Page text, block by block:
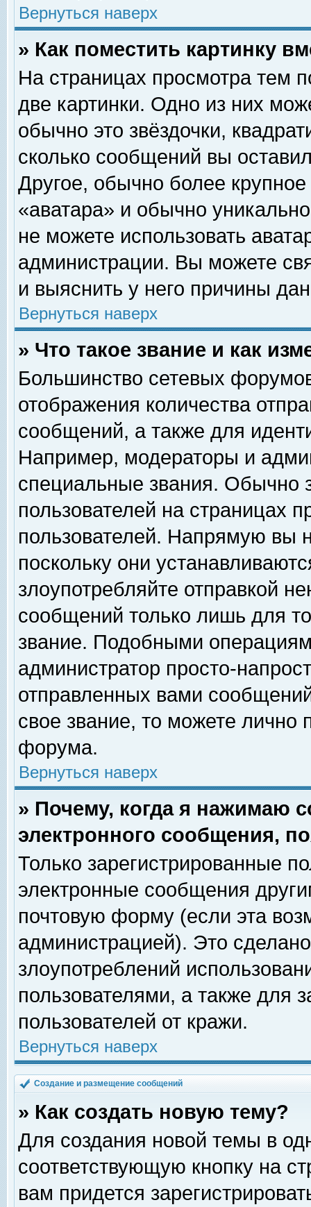
Вернуться наверх
» Как поместить картинку
На страницах просмотра тем
две картинки. Одно из них
обычно это звёздочки,
сколько сообщений вы
Другое, обычно более
«аватара» и обычно
не можете использовать
администрации. Вы можете
и выяснить у него причины
Вернуться наверх
» Что такое звание и как
Большинство сетевых
отображения количества
сообщений, а также для
Например, модераторы и
специальные звания. Обычно
пользователей на страницах
пользователей. Напрямую вы
поскольку они
злоупотребляйте отправкой
сообщений только лишь для
звание. Подобными
администратор просто-
отправленных вами
свое звание, то можете лично
форума.
Вернуться наверх
» Почему, когда я нажимаю
электронного сообщения,
Только зарегистрированные
электронные сообщения
почтовую форму (если эта
администрацией). Это
злоупотреблений
пользователями, а также для
пользователей от кражи.
Вернуться наверх
Создание и размещение сообщений
» Как создать новую тему?
Для создания новой темы в
соответствующую кнопку на
вам придется